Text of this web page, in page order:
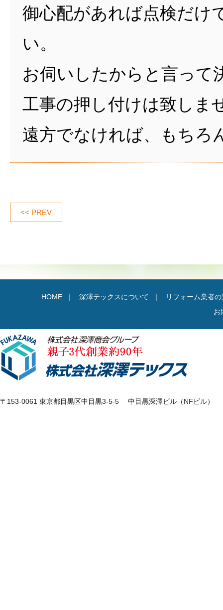
御心配があれば点検だけ
い。
お伺いしたからと言って
工事の押し付けは致しま
遠方でなければ、もちろ
<< PREV
HOME ｜ 深澤テックスについて ｜
リフォーム業者
お
〒153-0061 東京都目黒区中目黒3-5-5 中目黒深澤ビル（NFビル）